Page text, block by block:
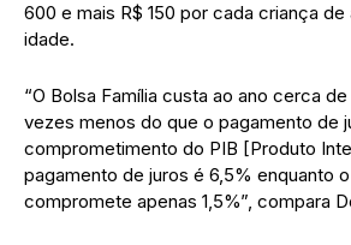
600 e mais R$ 150 por cada criança
idade.
“O Bolsa Família custa ao ano cerca
vezes menos do que o pagamento de
comprometimento do PIB [Produto
pagamento de juros é 6,5% enquanto
compromete apenas 1,5%”, compara